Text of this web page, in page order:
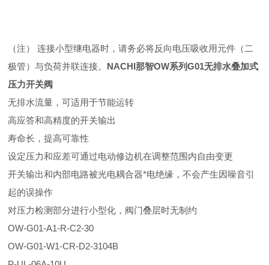
（注） 连接小型继电器时，请务必将反向电压吸收用元件（二
极管）与负荷并联连接。 NACHI那智OW系列G01无排水叠加式
压力开关阀
无排水流量，可适用于节能运转
高应答和高精度的开关输出
寿命长，提高可靠性
设定压力和应差可通过电动修边机在调整范围内自由变更
开关输出和内部电路被光电耦合器*电绝缘，不会产生因噪音引
起的误操作
对压力检测部分进行小型化，阀门叠层时无制约
OW-G01-A1-R-C2-30
OW-G01-W1-CR-D2-3104B